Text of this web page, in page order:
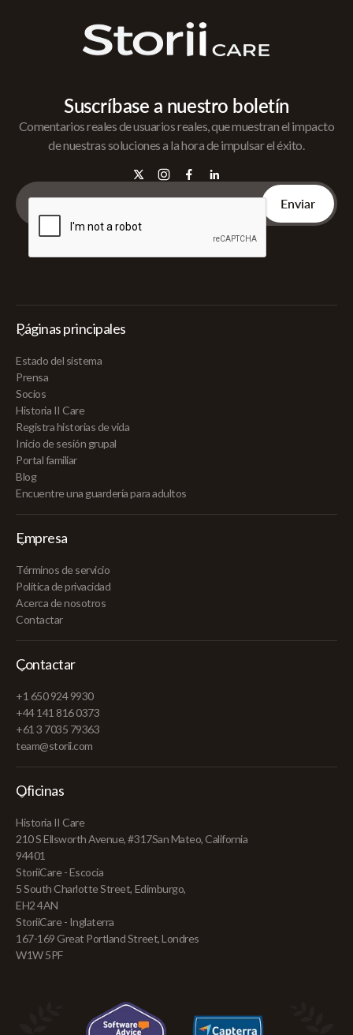
Suscríbase a nuestro boletín
Comentarios reales de usuarios reales, que muestran el impacto
de nuestras soluciones a la hora de impulsar el éxito.
Páginas principales
Estado del sistema
Prensa
Socios
Historia II Care
Registra historias de vida
Inicio de sesión grupal
Portal familiar
Blog
Encuentre una guardería para adultos
Empresa
Términos de servicio
Política de privacidad
Acerca de nosotros
Contactar
Contactar
+1 650 924 9930
+44 141 816 0373
+61 3 7035 79363
team@storii.com
Oficinas
Historia II Care
210 S Ellsworth Avenue, #317San Mateo, California
94401
StoriiCare - Escocia
5 South Charlotte Street, Edimburgo,
EH2 4AN
StoriiCare - Inglaterra
167-169 Great Portland Street, Londres
W1W 5PF